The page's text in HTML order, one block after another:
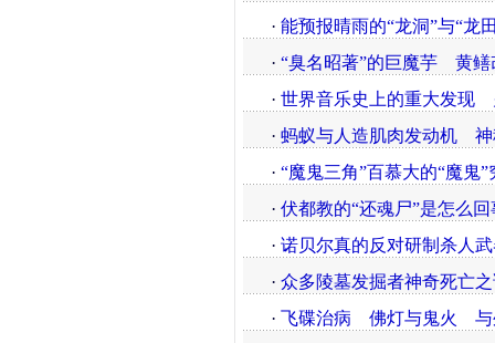
· 能预报晴雨的“龙洞”与“龙
· “臭名昭著”的巨魔芋
黄鳝
· 世界音乐史上的重大发现
· 蚂蚁与人造肌肉发动机
· “魔鬼三角”百慕大的“魔鬼
· 伏都教的“还魂尸”是怎么回
· 诺贝尔真的反对研制杀人
· 众多陵墓发掘者神奇死亡
· 飞碟治病 佛灯与鬼火